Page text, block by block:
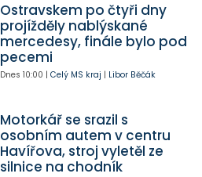
Ostravskem po čtyři dny
projížděly nablýskané
mercedesy, finále bylo pod
pecemi
Dnes 10:00 | Celý MS kraj | Libor Běčák
Motorkář se srazil s
osobním autem v centru
Havířova, stroj vyletěl ze
silnice na chodník